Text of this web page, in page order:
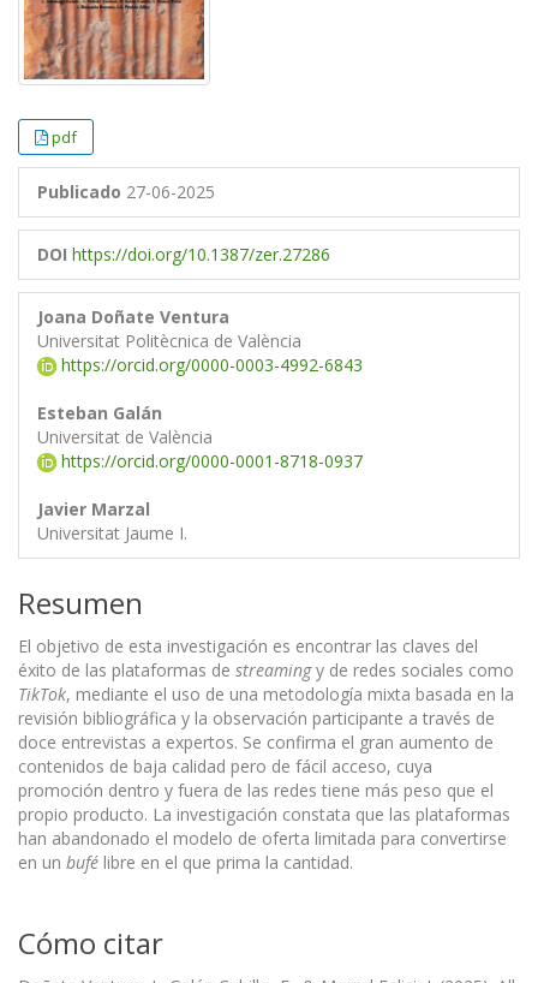
pdf
Publicado 27-06-2025
DOI https://doi.org/10.1387/zer.27286
Joana Doñate Ventura
Universitat Politècnica de València
https://orcid.org/0000-0003-4992-6843
Esteban Galán
Universitat de València
https://orcid.org/0000-0001-8718-0937
Javier Marzal
Universitat Jaume I.
Resumen
El objetivo de esta investigación es encontrar las claves del
éxito de las plataformas de streamingy de redes sociales como
TikTok, mediante el uso de una metodología mixta basada en la
revisión bibliográfica y la observación participante a través de
doce entrevistas a expertos. Se confirma el gran aumento de
contenidos de baja calidad pero de fácil acceso, cuya
promoción dentro y fuera de las redes tiene más peso que el
propio producto. La investigación constata que las plataformas
han abandonado el modelo de oferta limitada para convertirse
en un bufé libre en el que prima la cantidad.
Cómo citar